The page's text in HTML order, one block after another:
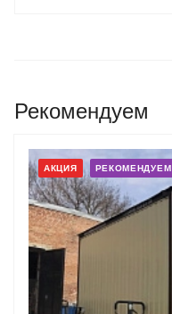
Рекомендуем
АКЦИЯ РЕКОМЕНДУЕМ